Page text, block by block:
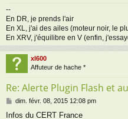
--
En DR, je prends l'air
En XL, j'ai des ailes (moteur noir, le
En XRV, j'équilibre en V (enfin,
xl600
Affuteur de hache *
Re: Alerte Plugin Flash et
M
dim. févr. 08, 2015 12:08 pm
Infos du CERT France